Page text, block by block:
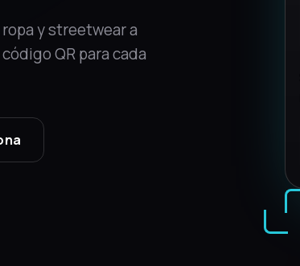
y streetwear a
QR para cada